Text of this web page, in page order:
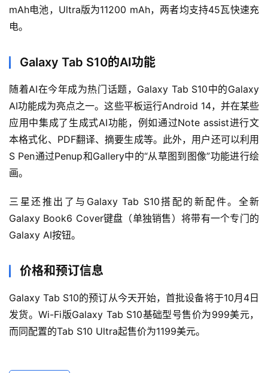
mAh电池，Ultra版为11200 mAh，两者均支持45瓦快速充
电。
Galaxy Tab S10的AI功能
随着AI在今年成为热门话题，Galaxy Tab S10中的Galaxy
AI功能成为亮点之一。这些平板运行Android 14，并在某些
应用中集成了生成式AI功能，例如通过Note assist进行文
本格式化、PDF翻译、摘要生成等。此外，用户还可以利用
S Pen通过Penup和Gallery中的“从草图到图像”功能进行绘
画。
三星还推出了与Galaxy Tab S10搭配的新配件。全新
Galaxy Book6 Cover键盘（单独销售）将带有一个专门的
Galaxy AI按钮。
价格和预订信息
Galaxy Tab S10的预订从今天开始，首批设备将于10月4日
发货。Wi-Fi版Galaxy Tab S10基础型号售价为999美元，
而同配置的Tab S10 Ultra起售价为1199美元。